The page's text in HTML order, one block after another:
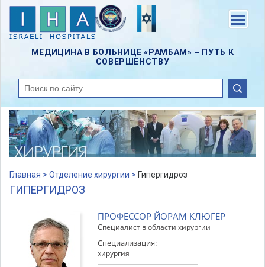
Skip
content
МЕДИЦИНА В БОЛЬНИЦЕ «РАМБАМ» – ПУТЬ К
СОВЕРШЕНСТВУ
поиск
Главная > Отделение хирургии > Гипергидроз
ГИПЕРГИДРОЗ
ПРОФЕССОР ЙОРАМ КЛЮГЕР
Специалист в области хирургии
Специализация:
хирургия